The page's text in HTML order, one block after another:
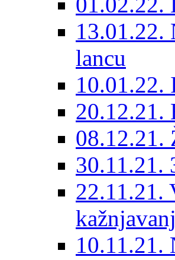
13.01.22.
lancu
10.01.22.
20.12.21.
08.12.21.
30.11.21.
22.11.21.
10.11.21.